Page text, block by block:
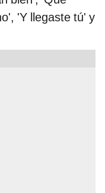
'Y llegaste tú' y